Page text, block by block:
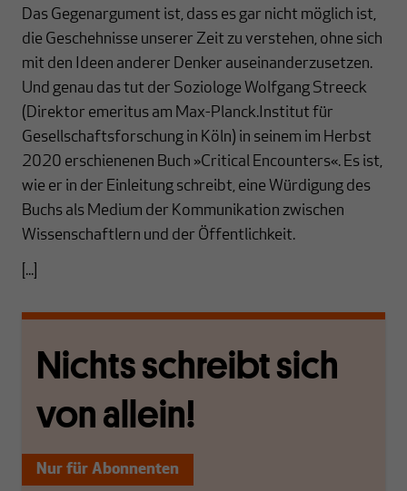
Das Gegenargument ist, dass es gar nicht möglich ist,
die Geschehnisse unserer Zeit zu verstehen, ohne sich
mit den Ideen anderer Denker auseinanderzusetzen.
Und genau das tut der Soziologe Wolfgang Streeck
(Direktor emeritus am Max-Planck.Institut für
Gesellschaftsforschung in Köln) in seinem im Herbst
2020 erschienenen Buch »Critical Encounters«. Es ist,
wie er in der Einleitung schreibt, eine Würdigung des
Buchs als Medium der Kommunikation zwischen
Wissenschaftlern und der Öffentlichkeit.
[...]
Nichts schreibt sich
von allein!
Nur für Abonnenten